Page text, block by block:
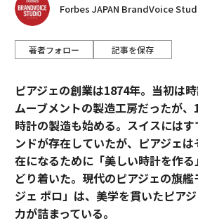
Forbes JAPAN BrandVoice
著者フォロー 記事を保存
ピアジェの創業は1874年。当初は
ムーブメントの製造工房だったが
時計の製造も始める。スイスには
ンドが存在していたが、ピアジェ
在になるために「美しい時計を作
どり着いた。現代のピアジェの旗
ジェ ポロ」は、美学を貫いたピア
力が詰まっている。